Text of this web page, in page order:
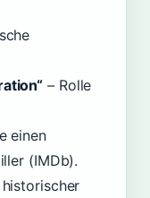
– Rolle
einen
(IMDb).